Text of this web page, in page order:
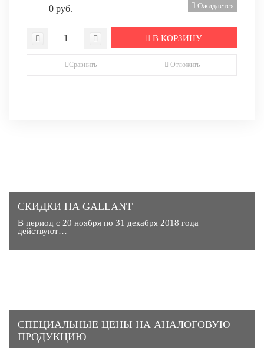
0 руб. Ожидается
В КОРЗИНУ
Сравнить Отложить
СКИДКИ НА GALLANT
В период с 20 ноября по 31 декабря 2018 года
действуют…
CПЕЦИАЛЬНЫЕ ЦЕНЫ НА АНАЛОГОВУЮ
ПРОДУКЦИЮ